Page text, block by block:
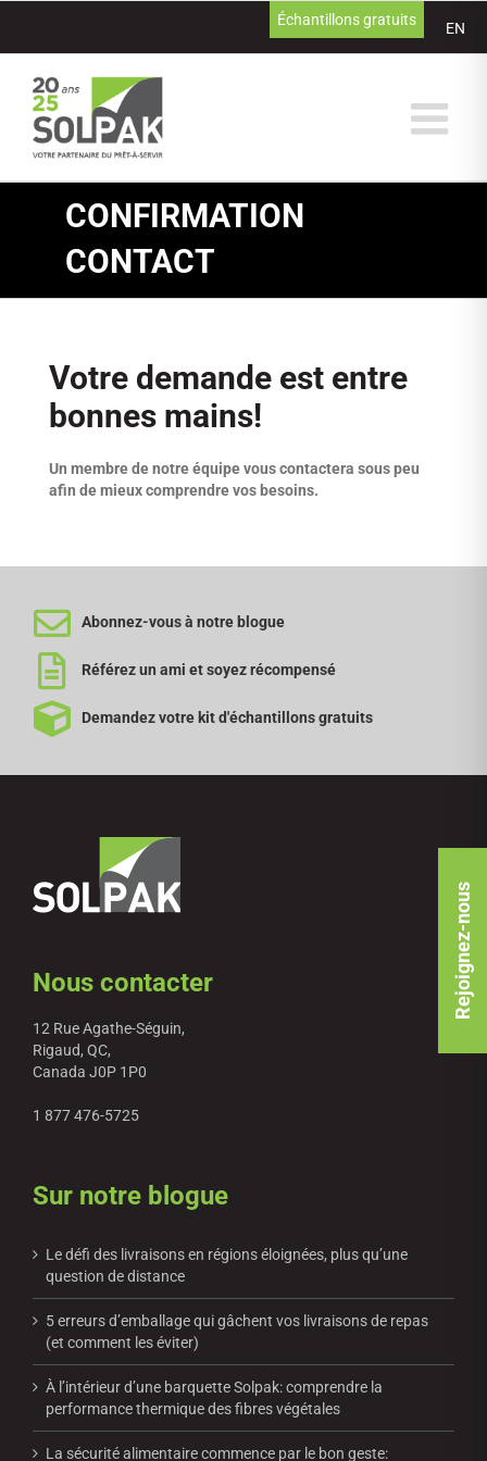
contenu
EN
Échantillons gratuits
CONFIRMATION
CONTACT
Votre demande est entre
bonnes mains!
Un membre de notre équipe vous contactera sous peu
afin de mieux comprendre vos besoins.
Rejoignez-nous
Abonnez-vous à notre blogue
Référez un ami et soyez récompensé
Demandez votre kit d'échantillons gratuits
Nous contacter
12 Rue Agathe-Séguin,
Rigaud, QC,
Canada J0P 1P0
1 877 476-5725
Sur notre blogue
Le défi des livraisons en régions éloignées, plus qu’une
question de distance
5 erreurs d’emballage qui gâchent vos livraisons de repas
(et comment les éviter)
À l’intérieur d’une barquette Solpak: comprendre la
performance thermique des fibres végétales
La sécurité alimentaire commence par le bon geste: